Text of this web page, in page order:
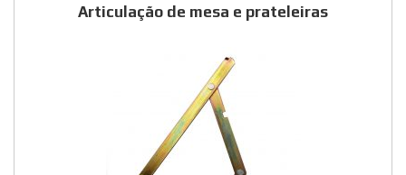
Articulação de mesa e prateleiras